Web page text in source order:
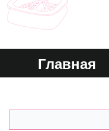
Главная